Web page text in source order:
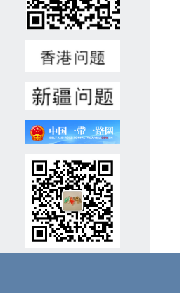
中及以上学历，熟练用俄语、
土库曼语交流，掌握各类常规
相关工作经验者优先。4、积
沟通协作能力。5、录用后可
立即上岗。二、报名材料(一)
个人简历(中/俄文，附电话号
码、电子邮箱地址);(二)国
内、国外护照复印件;(三)学历
和职业技能证明(毕业证、学
位证、语言水平测试证书、职
业技能证书等材料复印件);
(四)近期彩色证件照1张。注:
我馆收集以上材料仅用于招聘